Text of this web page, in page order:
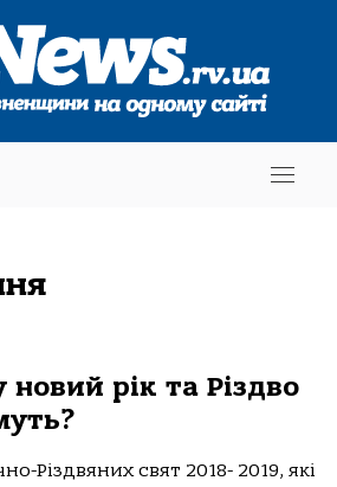
новий рік та Різдво
Різдвяних свят 2018- 2019, які